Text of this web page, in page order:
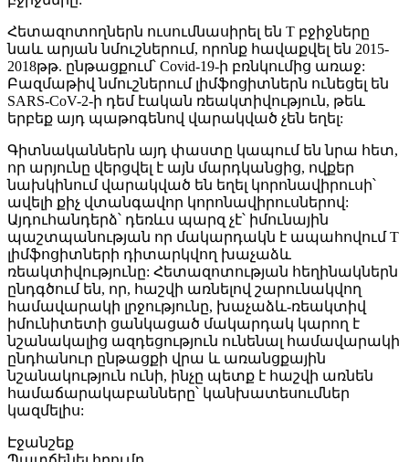
Հետազոտողներն ուսումնասիրել են T բջիջները
նաև արյան նմուշներում, որոնք հավաքվել են 2015-
2018թթ. ընթացքում՝ Covid-19-ի բռնկումից առաջ:
Բազմաթիվ նմուշներում լիմֆոցիտներն ունեցել են
SARS-CoV-2-ի դեմ էական ռեակտիվություն, թեև
երբեք այդ պաթոգենով վարակված չեն եղել:
Գիտնականներն այդ փաստը կապում են նրա հետ,
որ արյունը վերցվել է այն մարդկանցից, ովքեր
նախկինում վարակված են եղել կորոնավիրուսի՝
ավելի քիչ վտանգավոր կորոնավիրուսներով:
Այդուհանդերձ՝ դեռևս պարզ չէ՝ իմունային
պաշտպանության որ մակարդակն է ապահովում T
լիմֆոցիտների դիտարկվող խաչաձև
ռեակտիվությունը: Հետազոտության հեղինակներն
ընդգծում են, որ, հաշվի առնելով շարունակվող
համավարակի լրջությունը, խաչաձև-ռեակտիվ
իմունիտետի ցանկացած մակարդակ կարող է
նշանակալից ազդեցություն ունենալ համավարակի
ընդհանուր ընթացքի վրա և առանցքային
նշանակություն ունի, ինչը պետք է հաշվի առնեն
համաճարակաբանները՝ կանխատեսումներ
կազմելիս:
Էջանշեք